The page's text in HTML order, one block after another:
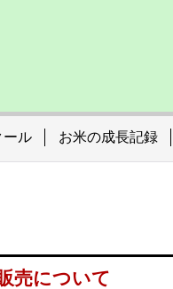
ール お米の成長記録
売について